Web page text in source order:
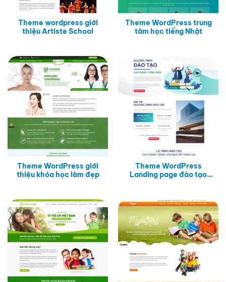
Theme wordpress giới
thiệu Artiste School
Theme WordPress trung
tâm học tiếng Nhật
Theme WordPress giới
thiệu khóa học làm đẹp
Theme WordPress
Landing page đào tạo